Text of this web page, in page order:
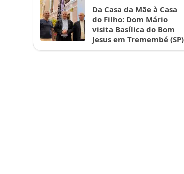
Da Casa da Mãe à Casa
do Filho: Dom Mário
visita Basílica do Bom
Jesus em Tremembé (SP)